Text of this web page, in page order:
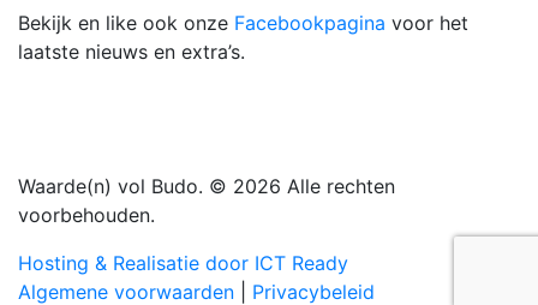
Bekijk en like ook onze Facebookpagina voor het
laatste nieuws en extra’s.
Waarde(n) vol Budo. © 2026 Alle rechten
voorbehouden.
Hosting & Realisatie door ICT Ready
Algemene voorwaarden
Privacybeleid